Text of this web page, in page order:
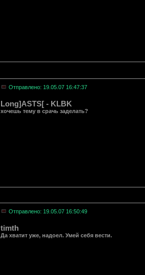
Отправлено: 19.05.07 16:47:37
Long]ASTS[ - KLBK
хочешь тему в срачь заделать?
Отправлено: 19.05.07 16:50:49
timth
Да хватит уже, надоел. Умей себя вести.